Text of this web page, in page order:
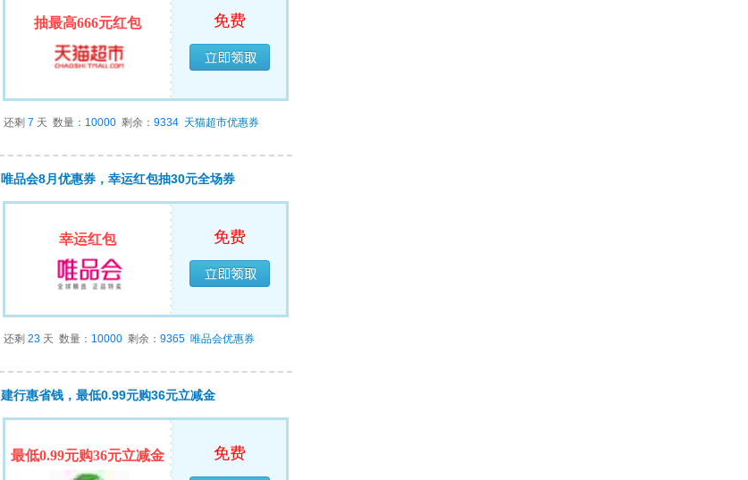
抽最高666元红包 免费
已经领完
还剩 7 天 数量： 10000 剩余： 9334 天猫超市优惠券
唯品会8月优惠券，幸运红包抽30元全场券
幸运红包 免费
已经领完
还剩 23 天 数量： 10000 剩余： 9365 唯品会优惠券
建行惠省钱，最低0.99元购36元立减金
最低0.99元购36元立减金 免费